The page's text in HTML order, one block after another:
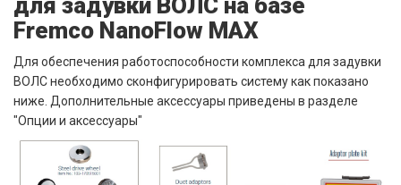
для задувки ВОЛС на базе
Fremco NanoFlow MAX
Для обеспечения работоспособности комплекса для задувки
ВОЛС необходимо сконфигурировать систему как показано
ниже. Дополнительные аксессуары приведены в разделе
"Опции и аксессуары"